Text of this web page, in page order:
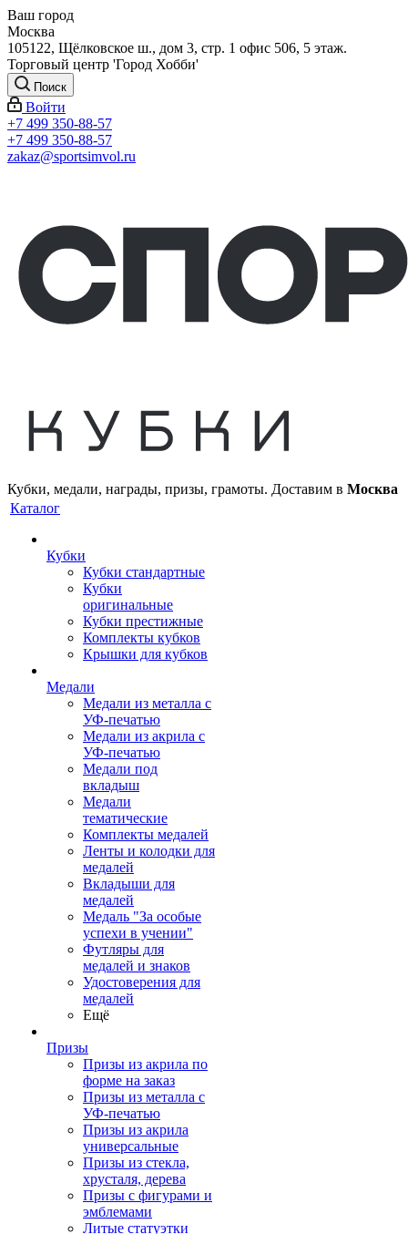
Ваш город
Москва
105122, Щёлковское ш., дом 3, стр. 1 офис 506, 5 этаж.
Торговый центр 'Город Хобби'
Поиск
Войти
+7 499 350-88-57
+7 499 350-88-57
zakaz@sportsimvol.ru
Кубки, медали, награды, призы, грамоты. Доставим в Москва
Каталог
Кубки
Кубки стандартные
Кубки
оригинальные
Кубки престижные
Комплекты кубков
Крышки для кубков
Медали
Медали из металла с
УФ-печатью
Медали из акрила с
УФ-печатью
Медали под
вкладыш
Медали
тематические
Комплекты медалей
Ленты и колодки для
медалей
Вкладыши для
медалей
Медаль "За особые
успехи в учении"
Футляры для
медалей и знаков
Удостоверения для
медалей
Ещё
Призы
Призы из акрила по
форме на заказ
Призы из металла с
УФ-печатью
Призы из акрила
универсальные
Призы из стекла,
хрусталя, дерева
Призы с фигурами и
эмблемами
Литые статуэтки